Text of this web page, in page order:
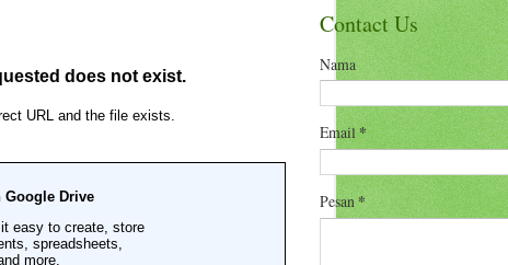
Contact Us
Nama
Email*
Pesan*